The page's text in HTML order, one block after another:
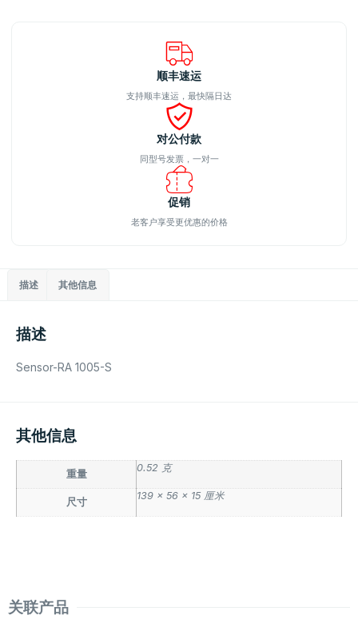
顺丰速运
支持顺丰速运，最快隔日达
对公付款
同型号发票，一对一
促销
老客户享受更优惠的价格
描述 其他信息
描述
Sensor-RA 1005-S
其他信息
重量
0.52 克
尺寸
139 × 56 × 15 厘米
关联产品